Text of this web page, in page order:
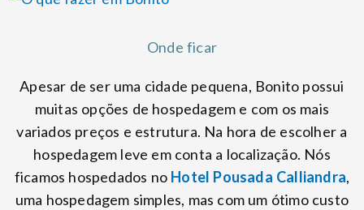
Onde ficar
Apesar de ser uma cidade pequena, Bonito possui
muitas opções de hospedagem e com os mais
variados preços e estrutura. Na hora de escolher a
hospedagem leve em conta a localização. Nós
ficamos hospedados no Hotel Pousada Calliandra,
uma hospedagem simples, mas com um ótimo custo